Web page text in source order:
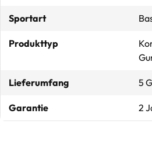
Sportart
Produkttyp
Lieferumfang 5
Garantie 2